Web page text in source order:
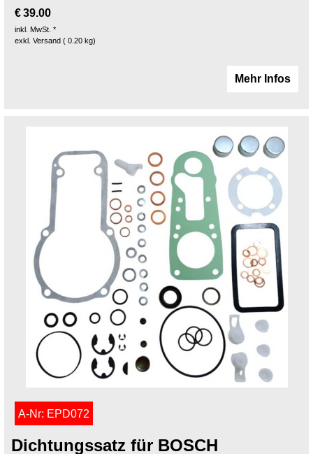
€39.00
inkl. MwSt. *
exkl. Versand
0.20 kg
Mehr Infos
A-Nr: EPD072
Dichtungssatz für BOSCH